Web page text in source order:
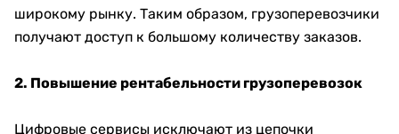
широкому рынку. Таким образом, грузоперевозчики
получают доступ к большому количеству заказов.
2. Повышение рентабельности грузоперевозок
Цифровые сервисы исключают из цепочки